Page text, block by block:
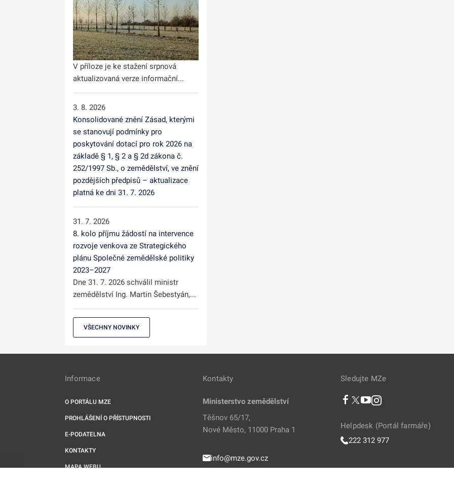
V příloze je ke stažení srpnová
aktualizovaná verze informační...
3. 8. 2026
Konsolidované znění Zásad, kterými
se stanovují podmínky pro
poskytování dotací pro rok 2026 na
základě § 1, § 2 a § 2d zákona č.
252/1997 Sb., o zemědělství, ve znění
pozdějších předpisů – aktualizace
platná ke dni 31. 7. 2026
31. 7. 2026
8. kolo příjmu žádostí na intervence
rozvoje venkova ze Strategického
plánu Společné zemědělské politiky
2023–2027
Dne 31. 7. 2026 schválil ministr
zemědělství Ing. Martin Šebestyán,...
VŠECHNY NOVINKY
Informace
O PORTÁLU MZE
PROHLÁŠENÍ O PŘÍSTUPNOSTI
E-PODATELNA
KONTAKTY
MAPA WEBU
Kontakty
Ministerstvo zemědělství
Těšnov 65/17,
Nové Město, 11000 Praha 1
info@mze.gov.cz
Sledujte MZe
Helpdesk (Portál farmáře)
222 312 977